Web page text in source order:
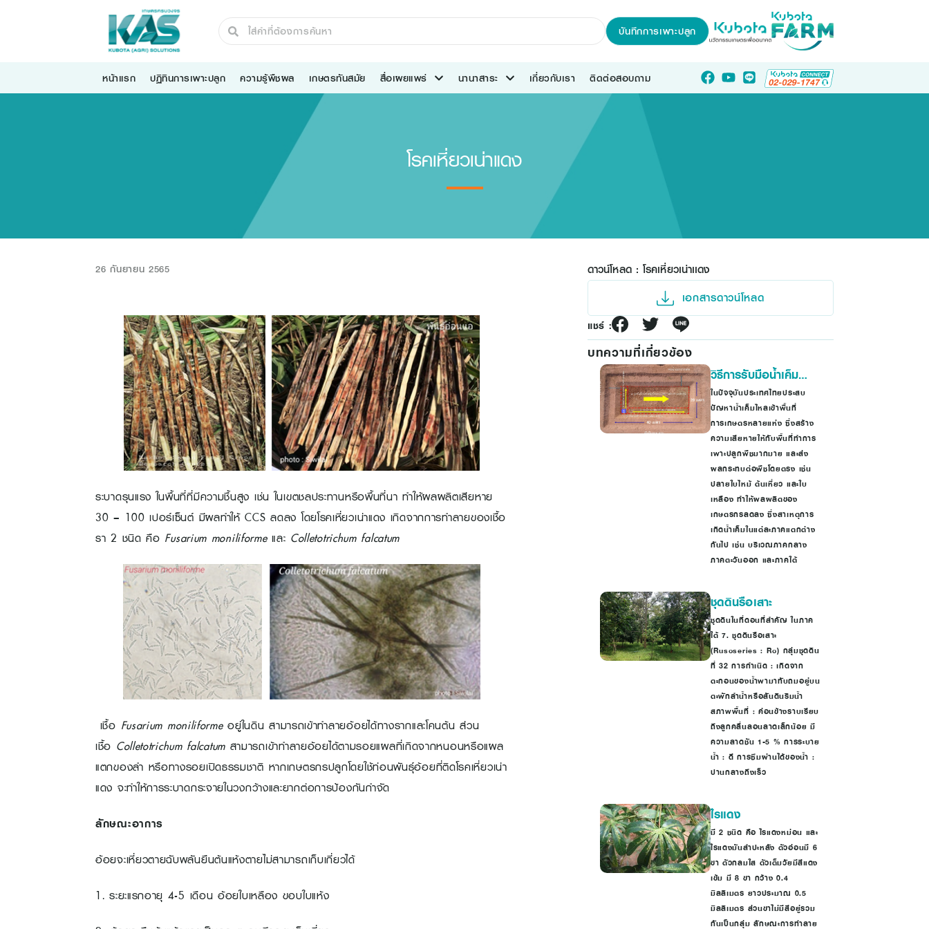
บันทึกการเพาะปลูก
หน้าแรก ปฏิทินการเพาะปลูก ความรู้พืชผล เกษตรทันสมัย สื่อเผยแพร่ นานาสาระ เกี่ยวกับเรา ติดต่อสอบถาม
โรคเหี่ยวเน่าแดง
26 กันยายน 2565
ระบาดรุนแรง ในพื้นที่ที่มีความชื้นสูง เช่น ในเขตชลประทานหรือพื้นที่นา ทำให้ผลผลิตเสียหาย
30 – 100 เปอร์เซ็นต์ มีผลทำให้ CCS ลดลง โดยโรคเหี่ยวเน่าแดง เกิดจากการทำลายของเชื้อ
รา 2 ชนิด คือ Fusarium moniliformeและ Colletotrichum falcatum
เชื้อ Fusarium moniliformeอยู่ในดิน สามารถเข้าทำลายอ้อยได้ทางรากและโคนต้น ส่วน
เชื้อ Colletotrichum falcatumสามารถเข้าทำลายอ้อยได้ตามรอยแผลที่เกิดจากหนอนหรือแผล
แตกของลำ หรือทางรอยเปิดธรรมชาติ หากเกษตรกรปลูกโดยใช้ท่อนพันธุ์อ้อยที่ติดโรคเหี่ยวเน่า
แดง จะทำให้การระบาดกระจายในวงกว้างและยากต่อการป้องกันกำจัด
ลักษณะอาการ
อ้อยจะเหี่ยวตายฉับพลันยืนต้นแห้งตายไม่สามารถเก็บเกี่ยวได้
1. ระยะแรกอายุ 4-5 เดือน อ้อยใบเหลือง ขอบใบแห้ง
ดาวน์โหลด : โรคเหี่ยวเน่าเเดง
เอกสารดาวน์โหลด
แชร์ :
บทความที่เกี่ยวข้อง
วิธีการรับมือน้ำเค็ม
เบื้องต้น
ในปัจจุบันประเทศไทยประสบ
ปัญหาน้ำเค็มไหลเข้าพื้นที่
การเกษตรหลายแห่ง ซึ่งสร้าง
ความเสียหายให้กับพื้นที่ทำการ
เพาะปลูกพืชมากมาย และส่ง
ผลกระทบต่อพืชโดยตรง เช่น
ปลายใบไหม้ ต้นเหี่ยว และใบ
เหลือง ทำให้ผลผลิตของ
เกษตรกรลดลง ซึ่งสาเหตุการ
เกิดน้ำเค็มในแต่ละภาคแตกต่าง
กันไป เช่น บริเวณภาคกลาง
ภาคตะวันออก และภาคใต้
ชุดดินรือเสาะ
ชุดดินในที่ดอนที่สำคัญ ในภาค
ใต้ 7. ชุดดินรือเสาะ
(Rusoseries : Ro) กลุ่มชุดดิน
ที่ 32 การกำเนิด : เกิดจาก
ตะกอนของน้ำพามาทับถมอยู่บน
ตะพักลำน้ำหรือสันดินริมน้ำ
สภาพพื้นที่ : ค่อนข้างราบเรียบ
ถึงลูกคลื่นลอนลาดเล็กน้อย มี
ความลาดชัน 1-5 % การระบาย
น้ำ : ดี การซึมผ่านได้ของน้ำ :
ปานกลางถึงเร็ว
ไรแดง
มี 2 ชนิด คือ ไรแดงหม่อน และ
ไรแดงมันสำปะหลัง ตัวอ่อนมี 6
ขา ตัวกลมใส ตัวเต็มวัยมีสีแดง
เข้ม มี 8 ขา กว้าง 0.4
มิลลิเมตร ยาวประมาณ 0.5
มิลลิเมตร ส่วนขาไม่มีสีอยู่รวม
กันเป็นกลุ่ม ลักษณะการทำลาย